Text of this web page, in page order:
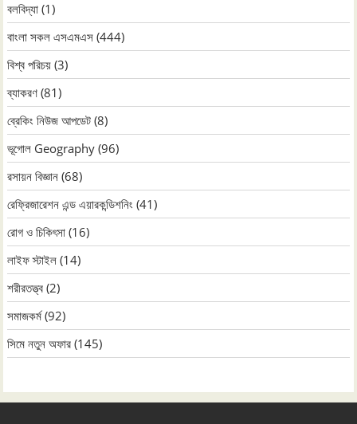
বলবিদ্যা (1)
বাংলা সকল এসএমএস (444)
বিশ্ব পরিচয় (3)
ব্যাকরণ (81)
ব্রেকিং নিউজ আপডেট (8)
ভূগোল Geography (96)
রসায়ন বিজ্ঞান (68)
রেফ্রিজারেশন এন্ড এয়ারকন্ডিশনিং (41)
রোগ ও চিকিৎসা (16)
লাইফ স্টাইল (14)
শরীরতত্ত্ব (2)
সমাজকর্ম(92)
সিমে নতুন ‍অফার (145)